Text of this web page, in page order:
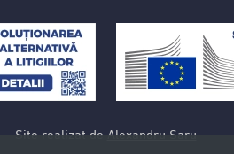
Site realizat de Alexandru Saru